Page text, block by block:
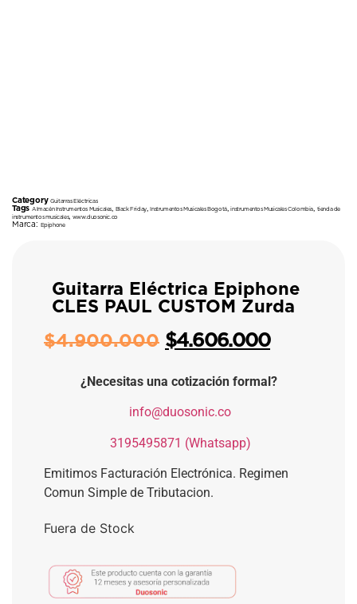
Category Guitarras Eléctricas
Tags Almacén Instrumentos Musicales Black Friday,Instrumentos Musicales Bogotá,instrumentos Musicales Colombia
tienda de
instrumentos musicales, www.duosonic.co
Marca: Epiphone
Guitarra Eléctrica Epiphone
CLES PAUL CUSTOM Zurda
$4.900.000 $4.606.000
¿Necesitas una cotización formal?
info@duosonic.co
3195495871 (Whatsapp)
Emitimos Facturación Electrónica. Regimen
Comun Simple de Tributacion.
Fuera de Stock